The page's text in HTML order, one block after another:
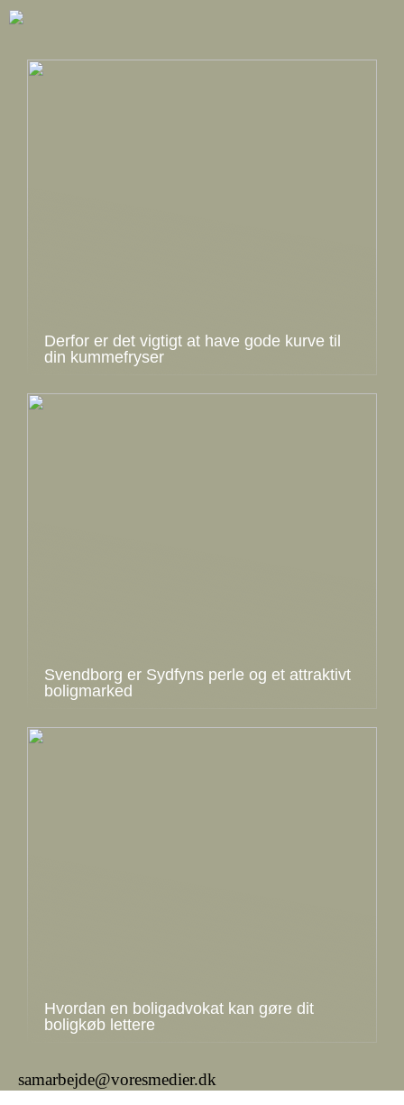
Derfor er det vigtigt at have gode kurve til
din kummefryser
Svendborg er Sydfyns perle og et attraktivt
boligmarked
Hvordan en boligadvokat kan gøre dit
boligkøb lettere
samarbejde@voresmedier.dk